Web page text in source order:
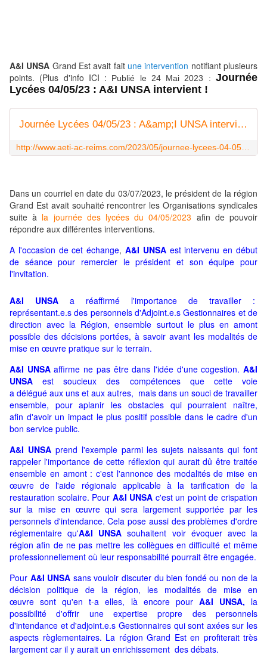
A&I UNSA Grand Est avait fait une intervention notifiant plusieurs
points. (Plus d'info ICI :
Publié le 24 Mai 2023 :Journée
Lycées 04/05/23 : A&I UNSA intervient !
Journée Lycées 04/05/23 : A&amp;I UNSA intervient ! - Syndicat AetI-UNSA Académie Reims
Dans un courriel en date du 03/07/2023, le président de la région
Grand Est avait souhaité rencontrer les Organisations syndicales
suite à la journée des lycées du 04/05/2023 afin de pouvoir
répondre aux différentes interventions.
A l'occasion de cet échange,A&I UNSAest intervenu en début
de séance pour remercier le président et son équipe pour
l'invitation.
A&I UNSA a réaffirmé l'importance de travailler :
représentant.e.s des personnels d'Adjoint.e.s Gestionnaires et de
direction avec la Région, ensemble surtout le plus en amont
possible des décisions portées, à savoir avant les modalités de
mise en œuvre pratique sur le terrain.
A&I UNSAaffirme ne pas être dans l'idée d'une cogestion.A&I
UNSAest soucieux des compétences que cette voie
a délégué aux uns et aux autres, mais dans un souci de travailler
ensemble, pour aplanir les obstacles qui pourraient naître,
afin d'avoir un impact le plus positif possible dans le cadre d'un
bon service public.
A&I UNSA prend l'exemple parmi les sujets naissants qui font
rappeler l'importance de cette réflexion qui aurait dû être traitée
ensemble en amont : c'est l'annonce des modalités de mise en
œuvre de l'aide régionale applicable à la tarification de la
restauration scolaire. Pour A&I UNSA c'est un point de crispation
sur la mise en œuvre qui sera largement supportée par les
personnels d'intendance. Cela pose aussi des problèmes d'ordre
réglementaire qu'A&I UNSA souhaitent voir évoquer avec la
région afin de ne pas mettre les collègues en difficulté et même
professionnellement où leur responsabilité pourrait être engagée.
Pour A&I UNSA sans vouloir discuter du bien fondé ou non de la
décision politique de la région, les modalités de mise en
œuvre sont qu'en t-a elles, là encore pour A&I UNSA, la
possibilité d'offrir une expertise propre des personnels
d'intendance et d'adjoint.e.s Gestionnaires qui sont axées sur les
aspects règlementaires. La région Grand Est en profiterait très
largement car il y aurait un enrichissement des débats.